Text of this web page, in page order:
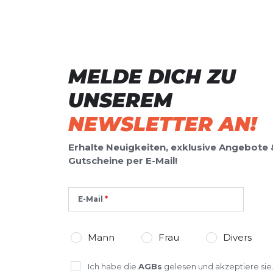
Vorname
Überschrift
Überschrift
Rezension
MELDE DICH ZU
UNSEREM
NEWSLETTER AN!
Erhalte Neuigkeiten, exklusive Angebote
Gutscheine per E-Mail!
E-Mail
Mann Frau Divers
Ich habe die AGBs gelesen und akzeptiere sie.